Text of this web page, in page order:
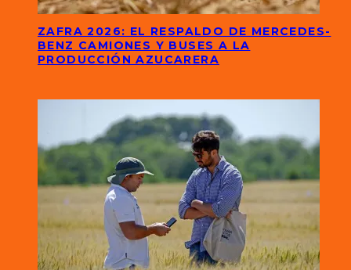
ZAFRA 2026: EL RESPALDO DE MERCEDES-
BENZ CAMIONES Y BUSES A LA
PRODUCCIÓN AZUCARERA